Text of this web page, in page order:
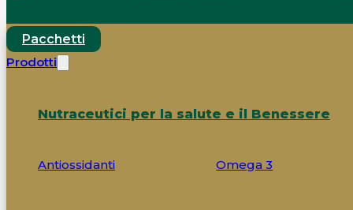
Pacchetti
Prodotti
Nutraceutici per la salute e il Benessere
Antiossidanti Omega 3